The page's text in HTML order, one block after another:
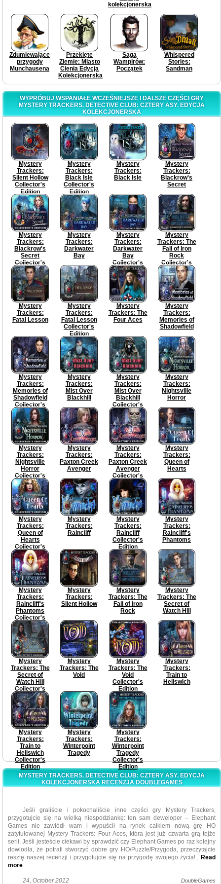
kolekcjonerska
Zdumiewające
przygody
Munchausena
Przeklęte
Ziemie: Miasto
Cienia Edycja
Kolekcjonerska
Saga
Wampirów:
Początek
Whispered
Stories:
Sandman
WYPRÓBUJ WSPANIAŁE WCZEŚNIEJSZE I DALSZE CZĘŚCI GRY
MYSTERY TRACKERS. DETECTIVE CLUB: CZTERY ASY. EDYCJA
KOLEKCJONERSKA
Mystery
Trackers:
Silent Hollow
Collector's
Edition
Mystery
Trackers:
Black Isle
Collector's
Edition
Mystery
Trackers:
Black Isle
Mystery
Trackers:
Blackrow's
Secret
Mystery
Trackers:
Blackrow's
Secret
Collector's
Edition
Mystery
Trackers:
Darkwater
Bay
Mystery
Trackers:
Darkwater
Bay
Collector's
Edition
Mystery
Trackers: The
Fall of Iron
Rock
Collector's
Edition
Mystery
Trackers:
Fatal Lesson
Mystery
Trackers:
Fatal Lesson
Collector's
Edition
Mystery
Trackers: The
Four Aces
Mystery
Trackers:
Memories of
Shadowfield
Mystery
Trackers:
Memories of
Shadowfield
Collector's
Edition
Mystery
Trackers:
Mist Over
Blackhill
Mystery
Trackers:
Mist Over
Blackhill
Collector's
Edition
Mystery
Trackers:
Nightsville
Horror
Mystery
Trackers:
Nightsville
Horror
Collector's
Edition
Mystery
Trackers:
Paxton Creek
Avenger
Mystery
Trackers:
Paxton Creek
Avenger
Collector's
Edition
Mystery
Trackers:
Queen of
Hearts
Mystery
Trackers:
Queen of
Hearts
Collector's
Edition
Mystery
Trackers:
Raincliff
Mystery
Trackers:
Raincliff
Collector's
Edition
Mystery
Trackers:
Raincliff's
Phantoms
Mystery
Trackers:
Raincliff's
Phantoms
Collector's
Edition
Mystery
Trackers:
Silent Hollow
Mystery
Trackers: The
Fall of Iron
Rock
Mystery
Trackers: The
Secret of
Watch Hill
Mystery
Trackers: The
Secret of
Watch Hill
Collector's
Edition
Mystery
Trackers: The
Void
Mystery
Trackers: The
Void
Collector's
Edition
Mystery
Trackers:
Train to
Hellswich
Mystery
Trackers:
Train to
Hellswich
Collector's
Edition
Mystery
Trackers:
Winterpoint
Tragedy
Mystery
Trackers:
Winterpoint
Tragedy
Collector's
Edition
MYSTERY TRACKERS. DETECTIVE CLUB: CZTERY ASY. EDYCJA
KOLEKCJONERSKA RECENZJA DOUBLEGAMES
Jeśli graliście i pokochaliście inne części gry Mystery Trackers,
przygotujcie się na wielką niespodziankę: ten sam deweloper – Elephant
Games nie zawiódł wam i wypuścił na rynek całkiem nową grę HO
zatytułowanej Mystery Trackers: Four Aces, która jest już czwarta grą tejże
serii. Jeśli jesteście ciekawi by sprawdzić czy Elephant Games po raz kolejny
dowiodła, że potrafi stworzyć dobre gry HO/Puzzle/Przygoda, przeczytajcie
resztę naszej recenzji i przygotujcie się na przygodę swojego życia! ..Read
more
Mystery Trackers: Four Aces jest gra single player HO/Puzzle/Przygoda,
24, October 2012 DoubleGames